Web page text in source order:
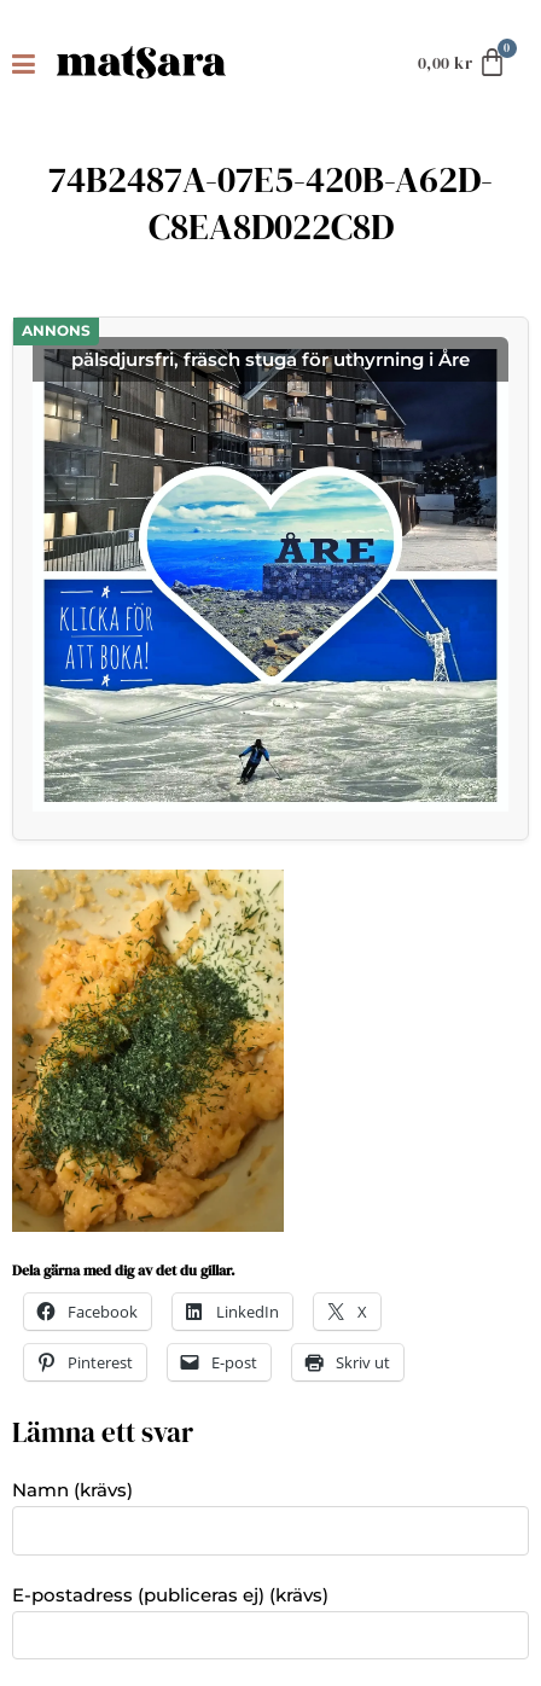
0,00 kr
74B2487A-07E5-420B-A62D-
C8EA8D022C8D
ANNONS
pälsdjursfri, fräsch stuga för uthyrning i Åre
Dela gärna med dig av det du gillar.
Facebook LinkedIn X
Pinterest E-post Skriv ut
Lämna ett svar
Namn (krävs)
E-postadress (publiceras ej) (krävs)